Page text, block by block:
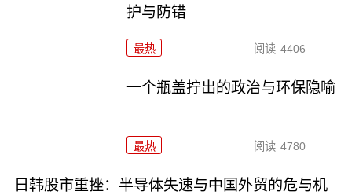
护与防错
最热 阅读 4406
一个瓶盖拧出的政治与环保隐喻
最热 阅读 4780
日韩股市重挫：半导体失速与中国外贸的危与机